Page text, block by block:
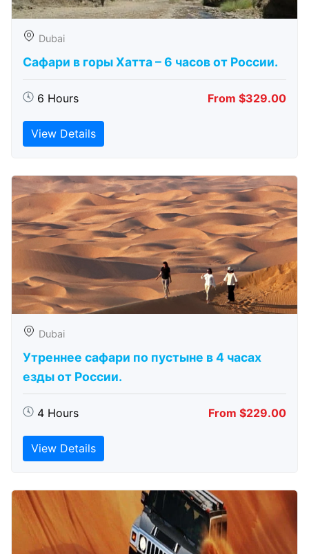
Dubai
Сафари в горы Хатта – 6 часов от России.
6 Hours From $329.00
View Details
Dubai
Утреннее сафари по пустыне в 4 часах
езды от России.
4 Hours From $229.00
View Details